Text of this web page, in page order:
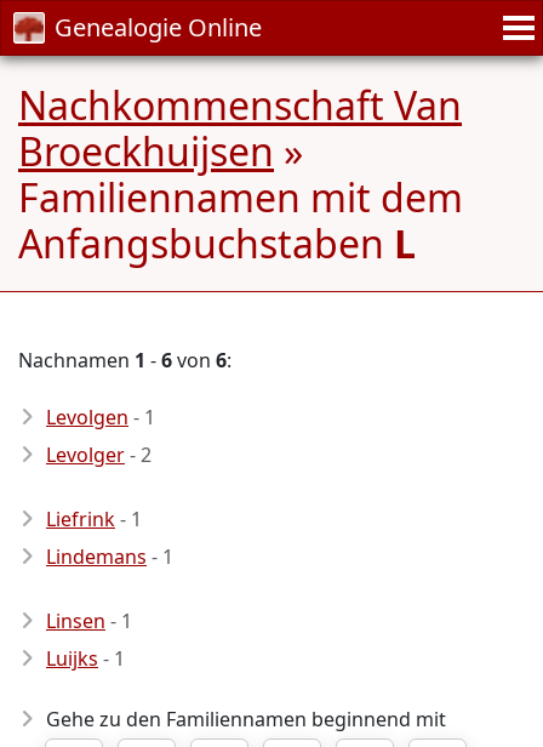
Genealogie Online
Nachkommenschaft Van
Broeckhuijsen »
Familiennamen mit dem
Anfangsbuchstaben L
Nachnamen 1 -6von 6:
Levolgen - 1
Levolger- 2
Liefrink- 1
Lindemans - 1
Linsen - 1
Luijks - 1
Gehe zu den Familiennamen beginnend mit